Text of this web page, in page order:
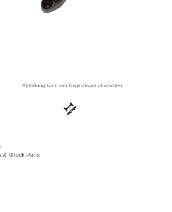
Abbildung kann von Originalware abweichen
& Shock Parts